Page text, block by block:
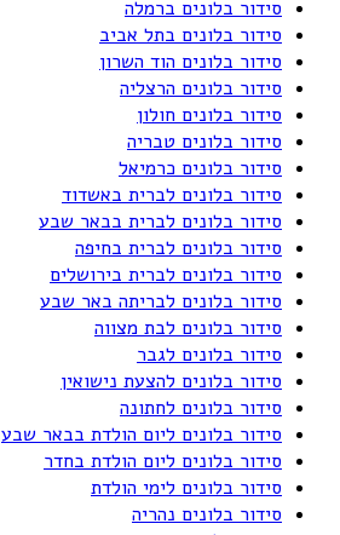
סידור בלונים ברמלה
סידור בלונים בתל אביב
סידור בלונים הוד השרון
סידור בלונים הרצליה
סידור בלונים חולון
סידור בלונים טבריה
סידור בלונים כרמיאל
סידור בלונים לברית באשדוד
סידור בלונים לברית בבאר שבע
סידור בלונים לברית בחיפה
סידור בלונים לברית בירושלים
סידור בלונים לבריתה באר שבע
סידור בלונים לבת מצווה
סידור בלונים לגבר
סידור בלונים להצעת נישואין
סידור בלונים לחתונה
סידור בלונים ליום הולדת בבאר שבע
סידור בלונים ליום הולדת בחדר
סידור בלונים לימי הולדת
סידור בלונים נהריה